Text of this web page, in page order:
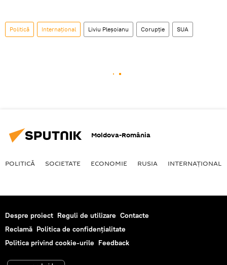
Politică Internaţional Liviu Pleșoianu Corupție SUA
Moldova-România
POLITICĂ SOCIETATE ECONOMIE RUSIA INTERNAŢIONAL
Despre proiect Reguli de utilizare Contacte
Reclamă Politica de confidențialitate
Politica privind cookie-urile Feedback